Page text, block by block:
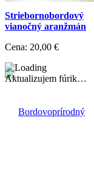
Striebornobordový
vianočný aranžmán
Cena: 20,00 €
Aktualizujem fúrik…